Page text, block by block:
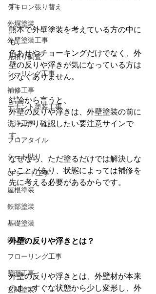
タキロン張り替え
外塀塗装
外壁塗装工事
見積り調査
シーリング工事
補修工事
テナント塗装工事
洗浄工事
フロアタイル
シート貼り
CFシート工事
屋根塗装
鉄部塗装
基礎塗装
錆止め
フローリング工事
照明工事
玄関塗装
す。
熊本で外壁塗装を考えている方の中に
も、
色あせやチョーキングだけでなく、外
壁の反りや浮きが気になっている方は
少なくありません。
結論から言うと、
外壁の反りや浮きは、外壁塗装の前に
しっかり確認したい要注意サインで
す。
なぜなら、ただ塗るだけでは解決しな
いことがあり、状態によっては補修を
先に考える必要があるからです。
外壁の反りや浮きとは？
外壁の反りや浮きとは、外壁材が本来
のまっすぐな状態から少し変形し、外